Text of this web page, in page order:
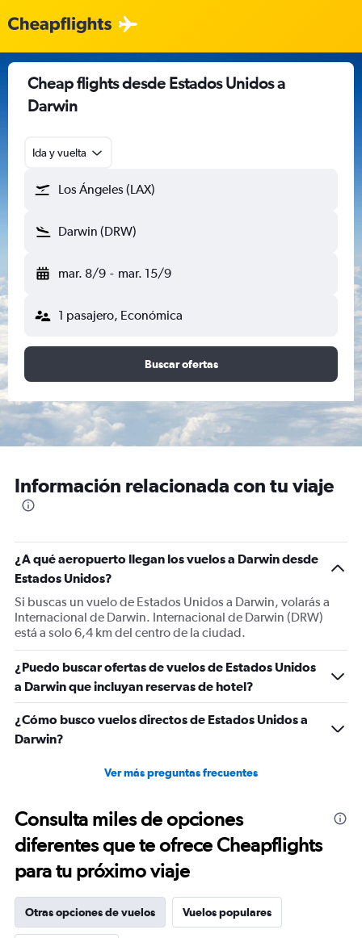
Cheap flights desde Estados Unidos a
Darwin
Ida y vuelta
Los Ángeles (LAX)
Darwin (DRW)
mar. 8/9 - mar. 15/9
1 pasajero, Económica
Buscar ofertas
Información relacionada con tu viaje
¿A qué aeropuerto llegan los vuelos a Darwin desde
Estados Unidos?
Si buscas un vuelo de Estados Unidos a Darwin, volarás a
Internacional de Darwin. Internacional de Darwin (DRW)
está a solo 6,4 km del centro de la ciudad.
¿Puedo buscar ofertas de vuelos de Estados Unidos
a Darwin que incluyan reservas de hotel?
¿Cómo busco vuelos directos de Estados Unidos a
Darwin?
Ver más preguntas frecuentes
Consulta miles de opciones
diferentes que te ofrece Cheapflights
para tu próximo viaje
Otras opciones de vuelos Vuelos populares